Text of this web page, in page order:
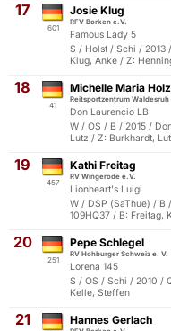
17
601
Josie Klug
RFV Borken e.V.
Famous Lady 5
S / Holst / Schi / 2013
Klug, Anke / Z:
18
41
Michelle Maria
Reitsportzentrum Waldesruh
Don Laurencio LB
W / OS / B / 2015 /
Lutz / Z: Burkhardt,
19
457
Kathi Freitag
RV Wingerode e.V.
Lionheart's Luigi
W / DSP (SaThue) / B
109HQ37 / B: Freitag,
20
251
Pepe Schlegel
RV Hohburger Schweiz e. V.
Lorena 145
S / OS / Schi / 2010 /
Kelle, Steffen
21 Hannes Gerlach